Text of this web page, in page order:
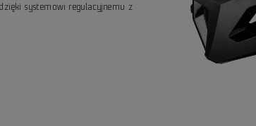
systemowi regulacyjnemu z